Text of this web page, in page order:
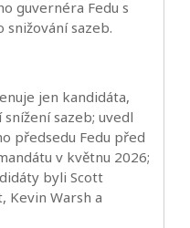
guvernéra Fedu s
sazeb.
jen kandidáta,
sazeb; uvedl
předsedu Fedu před
v květnu 2026;
byli Scott
Kevin Warsh a